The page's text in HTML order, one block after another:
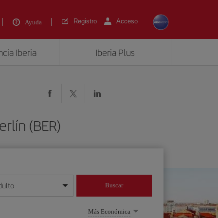
Ayuda Registro Acceso
Iberia Iberia Plus
(BER)
mes/año
Buscar
Más Económica